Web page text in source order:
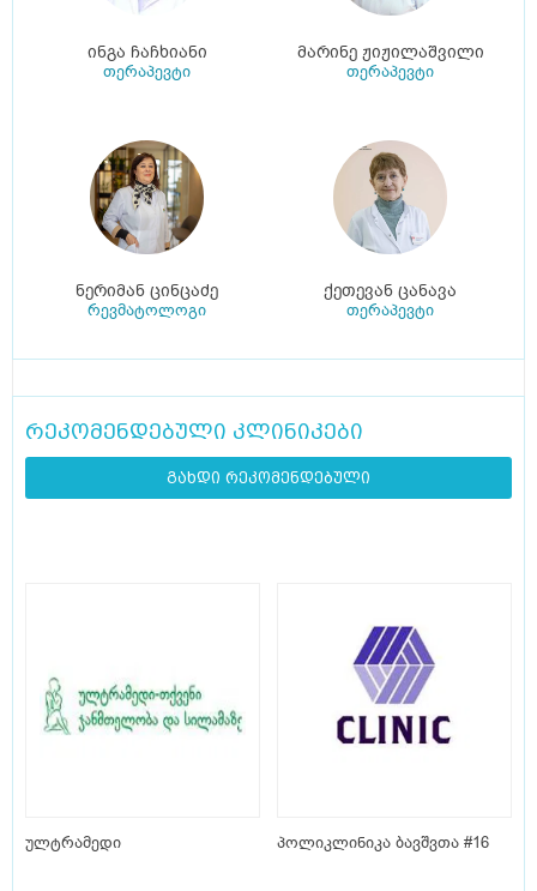
ინგა ჩაჩხიანი
თერაპევტი
მარინე ჟიჟილაშვილი
თერაპევტი
ნერიმან ცინცაძე
რევმატოლოგი
ქეთევან ცანავა
თერაპევტი
რეკომენდებული კლინიკები
გახდი რეკომენდებული
ულტრამედი პოლიკლინიკა ბავშვთა #16